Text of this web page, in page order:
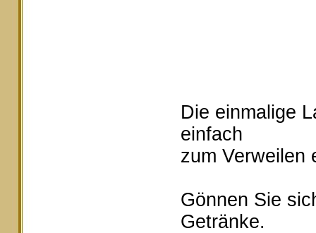
Die einmalige
einfach
zum Verweilen
Gönnen Sie
Getränke.